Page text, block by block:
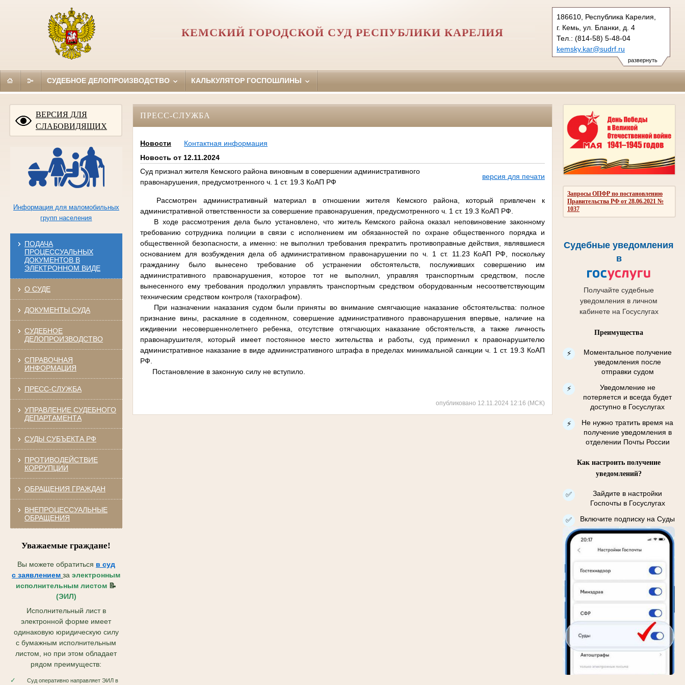
развернуть
186610, Республика Карелия,
г. Кемь, ул. Бланки, д. 4
Тел.: (814-58) 5-48-04
kemsky.kar@sudrf.ru
КЕМСКИЙ ГОРОДСКОЙ СУД РЕСПУБЛИКИ КАРЕЛИЯ
СУДЕБНОЕ ДЕЛОПРОИЗВОДСТВО КАЛЬКУЛЯТОР ГОСПОШЛИНЫ
ВЕРСИЯ ДЛЯ
СЛАБОВИДЯЩИХ
Информация для маломобильных
групп населения
ПОДАЧА
ПРОЦЕССУАЛЬНЫХ
ДОКУМЕНТОВ В
ЭЛЕКТРОННОМ ВИДЕ
О СУДЕ
ДОКУМЕНТЫ СУДА
СУДЕБНОЕ
ДЕЛОПРОИЗВОДСТВО
СПРАВОЧНАЯ
ИНФОРМАЦИЯ
ПРЕСС-СЛУЖБА
УПРАВЛЕНИЕ СУДЕБНОГО
ДЕПАРТАМЕНТА
СУДЫ СУБЪЕКТА РФ
ПРОТИВОДЕЙСТВИЕ
КОРРУПЦИИ
ОБРАЩЕНИЯ ГРАЖДАН
ВНЕПРОЦЕССУАЛЬНЫЕ
ОБРАЩЕНИЯ
Уважаемые граждане!
Вы можете обратиться в суд
сзаявлением за электронным
исполнительным листом 📝
(ЭИЛ)
Исполнительный лист в
электронной форме имеет
одинаковую юридическую силу
с бумажным исполнительным
листом, но при этом обладает
рядом преимуществ:
✓ Суд оперативно направляет ЭИЛ в
Запросы ОПФР по постановлению
Правительства РФ от 28.06.2021 №
1037
Судебные уведомления
в
Получайте судебные
уведомления в личном
кабинете на Госуслугах
Преимущества
⚡
Моментальное получение
уведомления после
отправки судом
⚡
Уведомление не
потеряется и всегда будет
доступно в Госуслугах
⚡
Не нужно тратить время на
получение уведомления в
отделении Почты России
Как настроить получение
уведомлений?
✅
Зайдите в настройки
Госпочты в Госуслугах
✅ Включите подписку на Суды
ПРЕСС-СЛУЖБА
Новости
Контактная информация
Новость от 12.11.2024
Суд признал жителя Кемского района виновным в совершении административного
правонарушения, предусмотренного ч. 1 ст. 19.3 КоАП РФ
версия для печати
Рассмотрен административный материал в отношении жителя Кемского района, который привлечен к
административной ответственности за совершение правонарушения, предусмотренного ч. 1 ст. 19.3 КоАП РФ.
В ходе рассмотрения дела было установлено, что житель Кемского района оказал неповиновение законному
требованию сотрудника полиции в связи с исполнением им обязанностей по охране общественного порядка и
общественной безопасности, а именно: не выполнил требования прекратить противоправные действия, являвшиеся
основанием для возбуждения дела об административном правонарушении по ч. 1 ст. 11.23 КоАП РФ, поскольку
гражданину было вынесено требование об устранении обстоятельств, послуживших совершению им
административного правонарушения, которое тот не выполнил, управляя транспортным средством, после
вынесенного ему требования продолжил управлять транспортным средством оборудованным несоответствующим
техническим средством контроля (тахографом).
При назначении наказания судом были приняты во внимание смягчающие наказание обстоятельства: полное
признание вины, раскаяние в содеянном, совершение административного правонарушения впервые, наличие на
иждивении несовершеннолетнего ребенка, отсутствие отягчающих наказание обстоятельств, а также личность
правонарушителя, который имеет постоянное место жительства и работы, суд применил к правонарушителю
административное наказание в виде административного штрафа в пределах минимальной санкции ч. 1 ст. 19.3 КоАП
РФ.
Постановление в законную силу не вступило.
опубликовано 12.11.2024 12:16 (МСК)